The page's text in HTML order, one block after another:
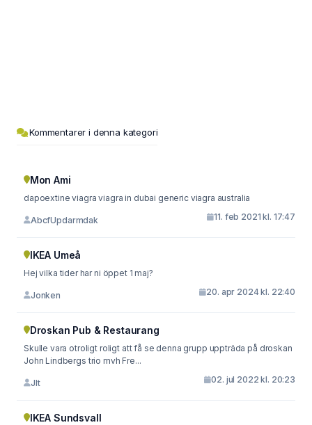
Kommentarer i denna kategori
Mon Ami
dapoextine viagra viagra in dubai generic viagra australia
AbcfUpdarmdak 11. feb 2021 kl. 17:47
IKEA Umeå
Hej vilka tider har ni öppet 1 maj?
Jonken 20. apr 2024 kl. 22:40
Droskan Pub & Restaurang
Skulle vara otroligt roligt att få se denna grupp uppträda på droskan
John Lindbergs trio mvh Fre...
Jlt 02. jul 2022 kl. 20:23
IKEA Sundsvall